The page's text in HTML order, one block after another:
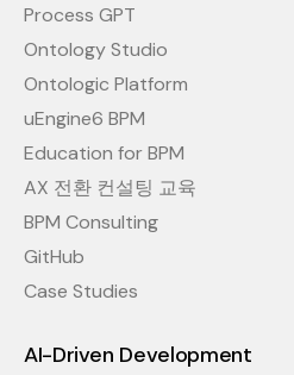
Process GPT
Ontology Studio
Ontologic Platform
uEngine6 BPM
Education for BPM
AX 전환 컨설팅 교육
BPM Consulting
GitHub
Case Studies
AI-Driven Development